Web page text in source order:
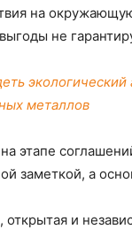
на
не
металлов
этапе
заметкой, а
открытая и